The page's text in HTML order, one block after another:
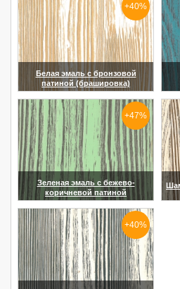
Белая эмаль с бронзовой
патиной (брашировка)
(увеличить)
+40%
Зеленая эмаль с бежево-
коричневой патиной
(увеличить)
+47%
+40%